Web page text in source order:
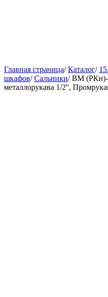
Главная страница/ Каталог/
шкафов/ Сальники/ ВМ (РКн)-
металлорукава 1/2'',